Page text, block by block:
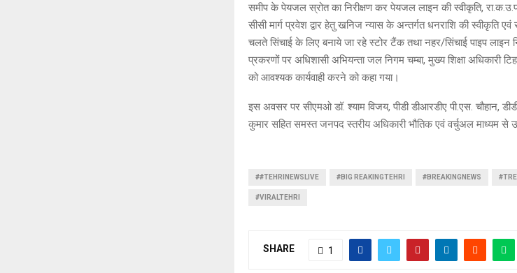
समीप के पेयजल स्रोत का निरीक्षण कर पेयजल लाइन की स्वीकृति,
सीसी मार्ग प्रवेश द्वार हेतु खनिज न्यास के अन्तर्गत धनराशि की स्वीकृति
चलते सिंचाई के लिए बनाये जा रहे स्टोर टैंक तथा नहर/सिंचाई पाइप लाइन
प्रकरणों पर अधिशासी अभियन्ता जल निगम चम्बा, मुख्य शिक्षा अधिकारी
को आवश्यक कार्यवाही करने को कहा गया।
इस अवसर पर सीएमओ डॉ. श्याम विजय, पीडी डीआरडीए पी.एस. चौहान,
कुमार सहित समस्त जनपद स्तरीय अधिकारी भौतिक एवं वर्चुअल माध्यम से
##TEHRINEWSLIVE #BIG REAKINGTEHRI #BREAKINGNEWS
#VIRALTEHRI
SHARE 1